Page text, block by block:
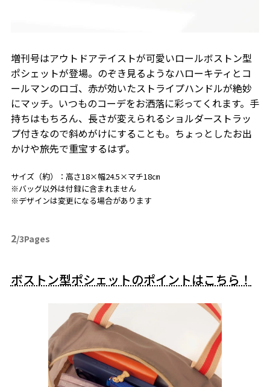
増刊号はアウトドアテイストが可愛いロールボストン型
ポシェットが登場。のぞき見るようなハローキティとコ
ールマンのロゴ、赤が効いたストライプハンドルが絶妙
にマッチ。いつものコーデをお洒落に彩ってくれます。手
持ちはもちろん、長さが変えられるショルダーストラッ
プ付きなので斜めがけにすることも。ちょっとしたお出
かけや旅先で重宝するはず。
サイズ（約）：高さ18×幅24.5×マチ18㎝
※バッグ以外は付録に含まれません
※デザインは変更になる場合があります
2/3Pages
ボストン型ポシェットのポイントはこちら！